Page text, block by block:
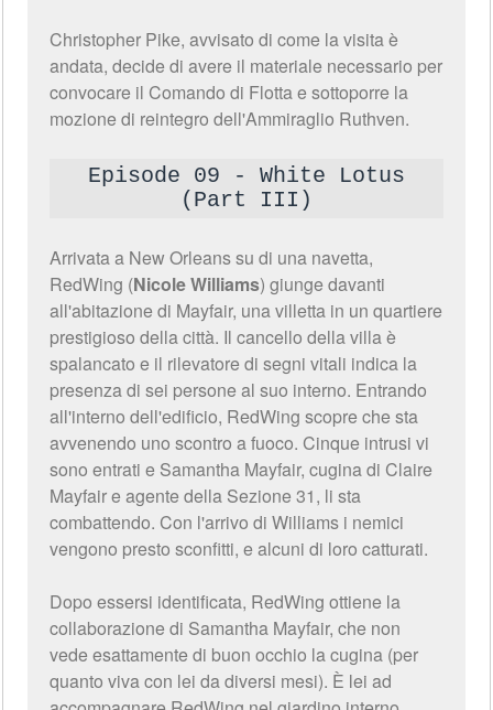
Christopher Pike, avvisato di come la visita è
andata, decide di avere il materiale necessario per
convocare il Comando di Flotta e sottoporre la
mozione di reintegro dell'Ammiraglio Ruthven.
Episode 09 - White Lotus
(Part III)
Arrivata a New Orleans su di una navetta,
RedWing (Nicole Williams) giunge davanti
all'abitazione di Mayfair, una villetta in un quartiere
prestigioso della città. Il cancello della villa è
spalancato e il rilevatore di segni vitali indica la
presenza di sei persone al suo interno. Entrando
all'interno dell'edificio, RedWing scopre che sta
avvenendo uno scontro a fuoco. Cinque intrusi vi
sono entrati e Samantha Mayfair, cugina di Claire
Mayfair e agente della Sezione 31, li sta
combattendo. Con l'arrivo di Williams i nemici
vengono presto sconfitti, e alcuni di loro catturati.
Dopo essersi identificata, RedWing ottiene la
collaborazione di Samantha Mayfair, che non
vede esattamente di buon occhio la cugina (per
quanto viva con lei da diversi mesi). È lei ad